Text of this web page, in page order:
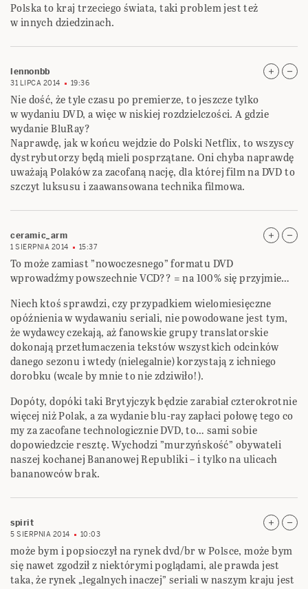
Polska to kraj trzeciego świata, taki problem jest też
w innych dziedzinach.
lennonbb
31 LIPCA 2014 19:36
Nie dość, że tyle czasu po premierze, to jeszcze tylko
w wydaniu DVD, a więc w niskiej rozdzielczości. A gdzie
wydanie BluRay?
Naprawdę, jak w końcu wejdzie do Polski Netflix, to wszyscy
dystrybutorzy będą mieli posprzątane. Oni chyba naprawdę
uważają Polaków za zacofaną nację, dla której film na DVD to
szczyt luksusu i zaawansowana technika filmowa.
ceramic_arm
1 SIERPNIA 2014 15:37
To może zamiast ”nowoczesnego” formatu DVD
wprowadźmy powszechnie VCD?? = na 100% się przyjmie…
Niech ktoś sprawdzi, czy przypadkiem wielomiesięczne
opóźnienia w wydawaniu seriali, nie powodowane jest tym,
że wydawcy czekają, aż fanowskie grupy translatorskie
dokonają przetłumaczenia tekstów wszystkich odcinków
danego sezonu i wtedy (nielegalnie) korzystają z ichniego
dorobku (wcale by mnie to nie zdziwiło!).
Dopóty, dopóki taki Brytyjczyk będzie zarabiał czterokrotnie
więcej niż Polak, a za wydanie blu-ray zapłaci połowę tego co
my za zacofane technologicznie DVD, to… sami sobie
dopowiedzcie resztę. Wychodzi ”murzyńskość” obywateli
naszej kochanej Bananowej Republiki – i tylko na ulicach
bananowców brak.
spirit
5 SIERPNIA 2014 10:03
może bym i popsioczył na rynek dvd/br w Polsce, może bym
się nawet zgodził z niektórymi poglądami, ale prawda jest
taka, że rynek „legalnych inaczej” seriali w naszym kraju jest